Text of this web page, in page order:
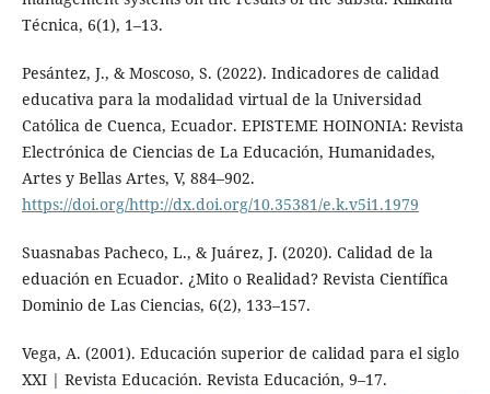
Técnica, 6(1), 1–13.
Pesántez, J., & Moscoso, S. (2022). Indicadores de calidad
educativa para la modalidad virtual de la Universidad
Católica de Cuenca, Ecuador. EPISTEME HOINONIA: Revista
Electrónica de Ciencias de La Educación, Humanidades,
Artes y Bellas Artes, V, 884–902.
https://doi.org/http://dx.doi.org/10.35381/e.k.v5i1.1979
Suasnabas Pacheco, L., & Juárez, J. (2020). Calidad de la
eduación en Ecuador. ¿Mito o Realidad? Revista Científica
Dominio de Las Ciencias, 6(2), 133–157.
Vega, A. (2001). Educación superior de calidad para el siglo
XXI | Revista Educación. Revista Educación, 9–17.